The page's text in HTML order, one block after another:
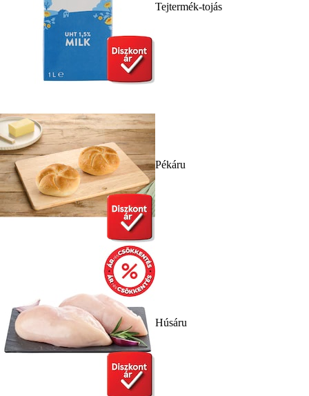
Tejtermék-tojás
Pékáru
Húsáru